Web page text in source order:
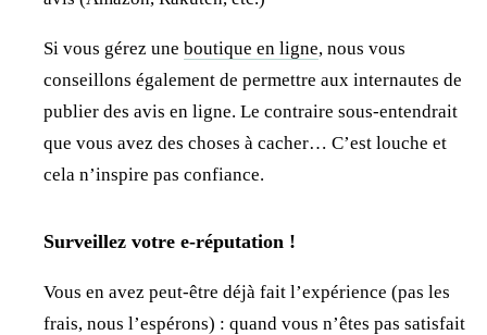
Si vous gérez une boutique en ligne, nous vous
conseillons également de permettre aux internautes de
publier des avis en ligne. Le contraire sous-entendrait
que vous avez des choses à cacher… C’est louche et
cela n’inspire pas confiance.
Surveillez votre e-réputation !
Vous en avez peut-être déjà fait l’expérience (pas les
frais, nous l’espérons) : quand vous n’êtes pas satisfait